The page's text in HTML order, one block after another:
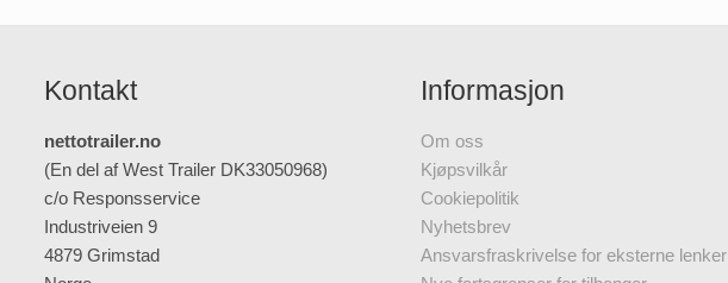
Kontakt
nettotrailer.no
(En del af West Trailer DK33050968)
c/o Responsservice
Industriveien 9
4879 Grimstad
Informasjon
Om oss
Kjøpsvilkår
Cookiepolitik
Nyhetsbrev
Ansvarsfraskrivelse for eksterne lenker